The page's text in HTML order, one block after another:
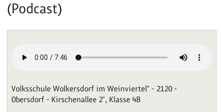
(Podcast)
Volksschule Wolkersdorf im Weinviertel" - 2120 -
Obersdorf - Kirschenallee 2", Klasse 4B